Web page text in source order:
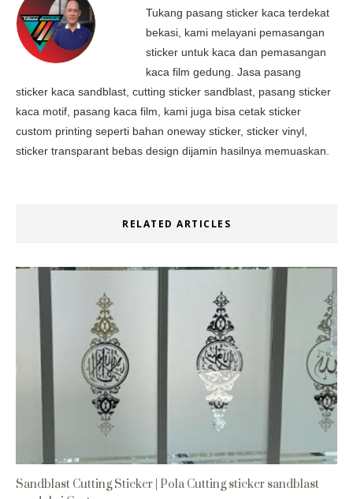
Tukang pasang sticker kaca terdekat
bekasi, kami melayani pemasangan
sticker untuk kaca dan pemasangan
kaca film gedung. Jasa pasang
sticker kaca sandblast, cutting sticker sandblast, pasang sticker
kaca motif, pasang kaca film, kami juga bisa cetak sticker
custom printing seperti bahan oneway sticker, sticker vinyl,
sticker transparant bebas design dijamin hasilnya memuaskan.
RELATED ARTICLES
Sandblast Cutting Sticker | Pola Cutting sticker sandblast